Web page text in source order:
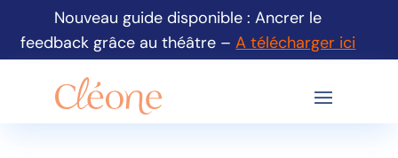
Nouveau guide disponible : Ancrer le
feedback grâce au théâtre –A télécharger ici